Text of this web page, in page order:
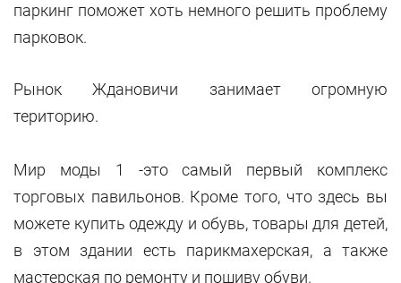
паркинг поможет хоть немного решить проблему
парковок.
Рынок Ждановичи занимает огромную
територию.
Мир моды 1 -это самый первый комплекс
торговых павильонов. Кроме того, что здесь вы
можете купить одежду и обувь, товары для детей,
в этом здании есть парикмахерская, а также
мастерская по ремонту и пошиву обуви.